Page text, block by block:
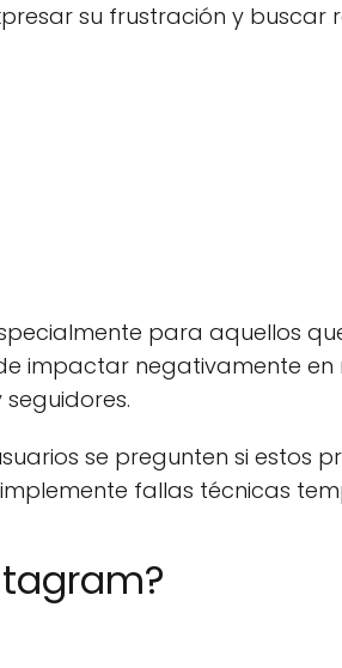
su frustración y buscar
para aquellos
impactar negativamente en
se pregunten si estos
fallas técnicas